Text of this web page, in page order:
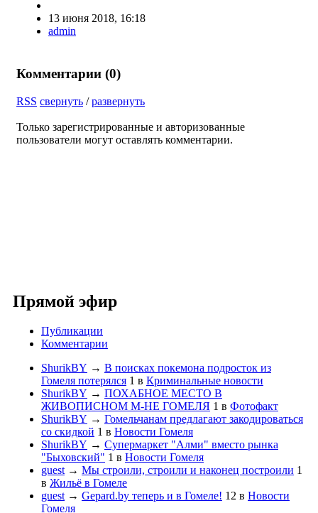
13 июня 2018, 16:18
admin
Комментарии (0)
RSS свернуть /развернуть
Только зарегистрированные и авторизованные
пользователи могут оставлять комментарии.
Прямой эфир
Публикации
Комментарии
ShurikBY → В поисках покемона подросток из
Гомеля потерялся 1 в Криминальные новости
ShurikBY → ПОХАБНОЕ МЕСТО В
ЖИВОПИСНОМ М-НЕ ГОМЕЛЯ 1 в Фотофакт
ShurikBY → Гомельчанам предлагают закодироваться
со скидкой 1 в Новости Гомеля
ShurikBY → Супермаркет "Алми" вместо рынка
"Быховский" 1 в Новости Гомеля
guest→ Мы строили, строили и наконец построили 1
в Жильё в Гомеле
guest→ Gepard.by теперь и в Гомеле! 12 в Новости
Гомеля